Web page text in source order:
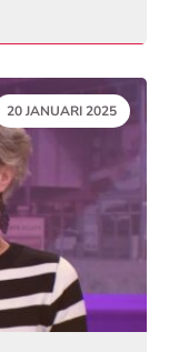
DATUM:
20 JANUARI 2025